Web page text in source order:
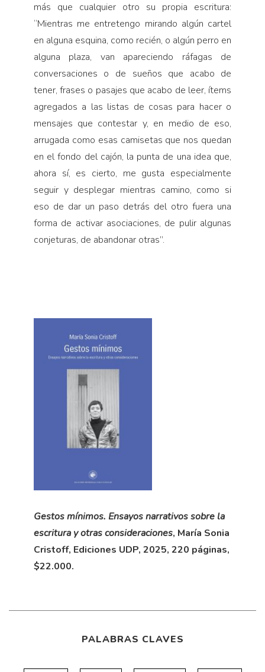
más que cualquier otro su propia escritura:
“Mientras me entretengo mirando algún cartel
en alguna esquina, como recién, o algún perro en
alguna plaza, van apareciendo ráfagas de
conversaciones o de sueños que acabo de
tener, frases o pasajes que acabo de leer, ítems
agregados a las listas de cosas para hacer o
mensajes que contestar y, en medio de eso,
arrugada como esas camisetas que nos quedan
en el fondo del cajón, la punta de una idea que,
ahora sí, es cierto, me gusta especialmente
seguir y desplegar mientras camino, como si
eso de dar un paso detrás del otro fuera una
forma de activar asociaciones, de pulir algunas
conjeturas, de abandonar otras”.
Gestos mínimos. Ensayos narrativos sobre la
escritura y otras consideraciones, María Sonia
Cristoff, Ediciones UDP, 2025, 220 páginas,
$22.000.
PALABRAS CLAVES